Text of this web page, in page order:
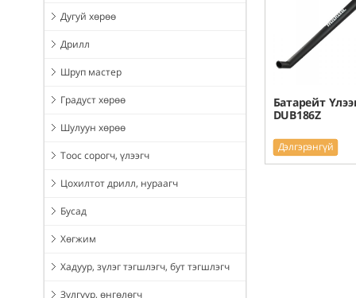
Дугуй хөрөө
Дрилл
Шруп мастер
Градуст хөрөө
Шулуун хөрөө
Тоос сорогч, үлээгч
Цохилтот дрилл, нураагч
Бусад
Хөгжим
Хадуур, зүлэг тэгшлэгч, бут тэгшлэгч
Зүлгүүр, өнгөлөгч
Батарейт
DUB186Z
Дэлгэрэнгүй